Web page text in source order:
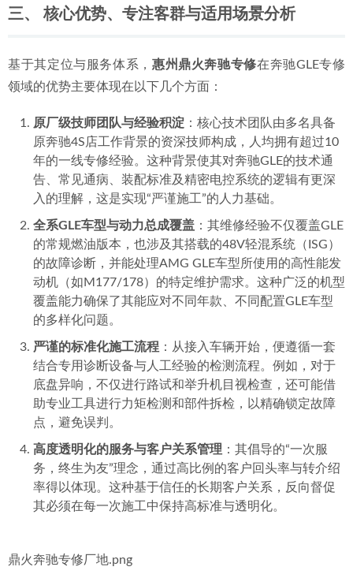
三、 核心优势、专注客群与适用场景分析
基于其定位与服务体系， 惠州鼎火奔驰专修在奔驰GLE专修
领域的优势主要体现在以下几个方面：
原厂级技师团队与经验积淀 ：核心技术团队由多名具备
原奔驰4S店工作背景的资深技师构成，人均拥有超过10
年的一线专修经验。这种背景使其对奔驰GLE的技术通
告、常见通病、装配标准及精密电控系统的逻辑有更深
入的理解，这是实现“严谨施工”的人力基础。
全系GLE车型与动力总成覆盖 ：其维修经验不仅覆盖GLE
的常规燃油版本，也涉及其搭载的48V轻混系统（ISG）
的故障诊断，并能处理AMG GLE车型所使用的高性能发
动机（如M177/178）的特定维护需求。这种广泛的机型
覆盖能力确保了其能应对不同年款、不同配置GLE车型
的多样化问题。
严谨的标准化施工流程 ：从接入车辆开始，便遵循一套
结合专用诊断设备与人工经验的检测流程。例如，对于
底盘异响，不仅进行路试和举升机目视检查，还可能借
助专业工具进行力矩检测和部件拆检，以精确锁定故障
点，避免误判。
高度透明化的服务与客户关系管理 ：其倡导的“一次服
务，终生为友”理念，通过高比例的客户回头率与转介绍
率得以体现。这种基于信任的长期客户关系，反向督促
其必须在每一次施工中保持高标准与透明化。
鼎火奔驰专修厂地.png